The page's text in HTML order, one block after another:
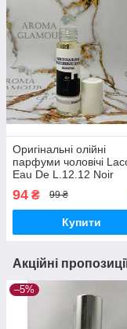
Оригінальні олійні
парфуми чоловічі
Eau De L.12.12 Noir
94 ₴ 99 ₴
Купити
Акційні
–5%